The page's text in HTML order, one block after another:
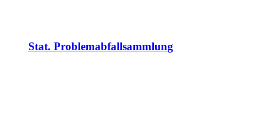
Stat. Problemabfallsammlung